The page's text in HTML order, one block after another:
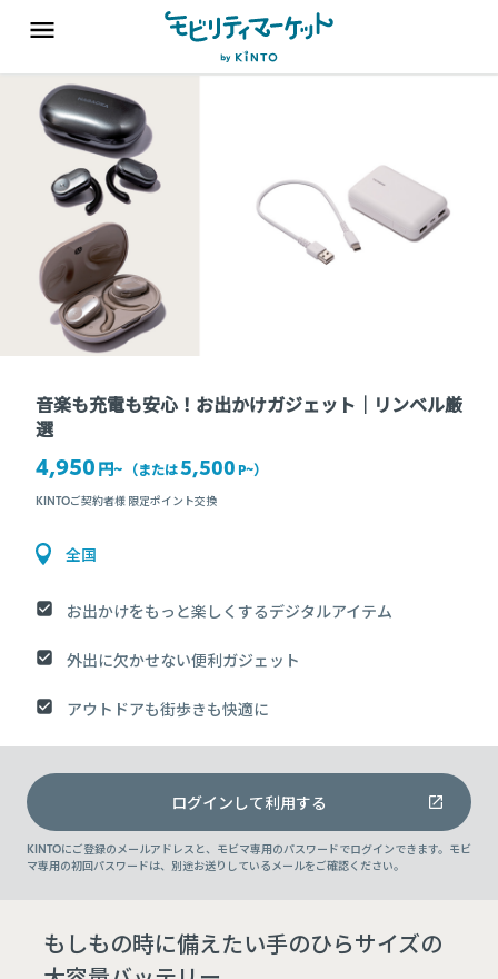
もしもの時に備えたい手のひらサイズの
音楽も充電も安心！お出かけガジェット｜リンベル厳
選
4,950 円~ （または5,500 P~）
KINTOご契約者様 限定ポイント交換
全国
お出かけをもっと楽しくするデジタルアイテム
外出に欠かせない便利ガジェット
アウトドアも街歩きも快適に
ログインして利用する
KINTOにご登録のメールアドレスと、モビマ専用のパスワードでログインできます。モビ
マ専用の初回パスワードは、別途お送りしているメールをご確認ください。